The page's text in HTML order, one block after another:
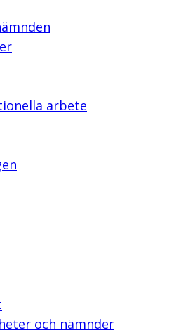
arbete
och nämnder